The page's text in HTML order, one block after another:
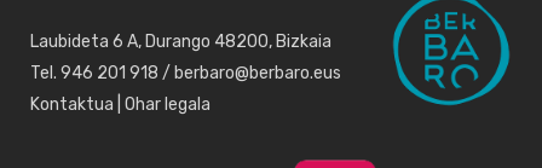
Laubideta 6 A, Durango 48200, Bizkaia
Tel. 946 201 918 / berbaro@berbaro.eus
Kontaktua Ohar legala